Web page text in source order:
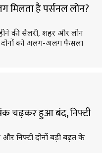
मिलता है पर्सनल लोन?
की सैलरी, शहर और लोन
को अलग-अलग फैसला
चढ़कर हुआ बंद, निफ्टी
निफ्टी दोनों बड़ी बढ़त के